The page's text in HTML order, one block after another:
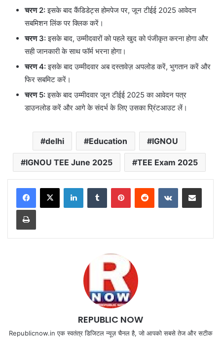
चरण 2:इसके बाद कैंडिडेट्स होमपेज पर, जून टीईई 2025 आवेदन
सबमिशन लिंक पर क्लिक करें।
चरण 3:इसके बाद, उम्मीदवारों को पहले खुद को पंजीकृत करना होगा और
सही जानकारी के साथ फॉर्म भरना होगा।
चरण 4:इसके बाद उम्मीदवार अब दस्तावेज़ अपलोड करें, भुगतान करें और
फिर सबमिट करें।
चरण 5:इसके बाद उम्मीदवार जून टीईई 2025 का आवेदन पत्र
डाउनलोड करें और आगे के संदर्भ के लिए उसका प्रिंटआउट लें।
delhi Education IGNOU
IGNOU TEE June 2025 TEE Exam 2025
LinkedInTumblr PinterestReddit VKontakteShare via Email
Print
REPUBLIC NOW
Republicnow.in एक स्वतंत्र डिजिटल न्यूज़ चैनल है, जो आपको सबसे तेज और सटीक